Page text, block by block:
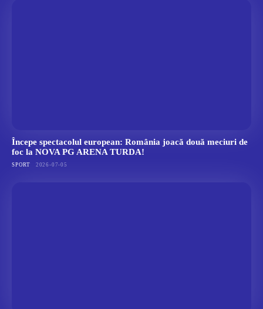
Începe spectacolul european: România joacă două meciuri de
foc la NOVA PG ARENA TURDA!
SPORT 2026-07-05